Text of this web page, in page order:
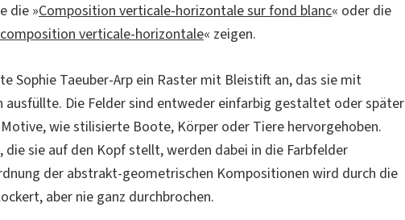
die »Composition verticale-horizontale sur fond blanc« oder die
verticale-horizontale« zeigen.
Sophie Taeuber-Arp ein Raster mit Bleistift an, das sie mit
ausfüllte. Die Felder sind entweder einfarbig gestaltet oder später
wie stilisierte Boote, Körper oder Tiere hervorgehoben.
die sie auf den Kopf stellt, werden dabei in die Farbfelder
der abstrakt-geometrischen Kompositionen wird durch die
aber nie ganz durchbrochen.